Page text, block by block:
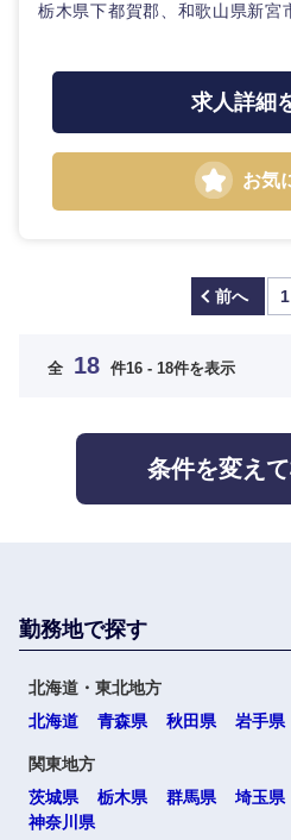
栃木県下都賀郡、和歌山県新宮
求人詳細
お気
前へ 1
全 18 件16 - 18件を表示
条件を変え
勤務地で探す
北海道・東北地方
北海道
青森県 秋田県 岩手県
関東地方
茨城県
栃木県 群馬県 埼玉県
神奈川県